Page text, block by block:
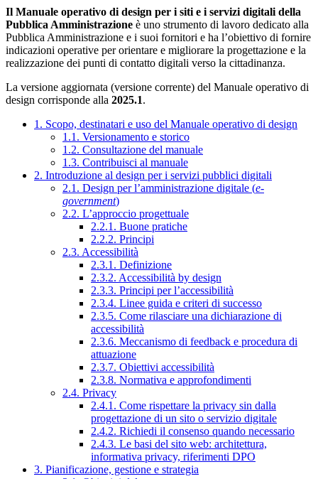
Il Manuale operativo di design per i siti e i servizi digitali della
Pubblica Amministrazione è uno strumento di lavoro dedicato alla
Pubblica Amministrazione e i suoi fornitori e ha l’obiettivo di fornire
indicazioni operative per orientare e migliorare la progettazione e la
realizzazione dei punti di contatto digitali verso la cittadinanza.
La versione aggiornata (versione corrente) del Manuale operativo di
design corrisponde alla 2025.1.
1. Scopo, destinatari e uso del Manuale operativo di design
1.1. Versionamento e storico
1.2. Consultazione del manuale
1.3. Contribuisci al manuale
2. Introduzione al design per i servizi pubblici digitali
2.1. Design per l’amministrazione digitale (e-
government)
2.2. L’approccio progettuale
2.2.1. Buone pratiche
2.2.2. Principi
2.3. Accessibilità
2.3.1. Definizione
2.3.2. Accessibilità by design
2.3.3. Principi per l’accessibilità
2.3.4. Linee guida e criteri di successo
2.3.5. Come rilasciare una dichiarazione di
accessibilità
2.3.6. Meccanismo di feedback e procedura di
attuazione
2.3.7. Obiettivi accessibilità
2.3.8. Normativa e approfondimenti
2.4. Privacy
2.4.1. Come rispettare la privacy sin dalla
progettazione di un sito o servizio digitale
2.4.2. Richiedi il consenso quando necessario
2.4.3. Le basi del sito web: architettura,
informativa privacy, riferimenti DPO
3. Pianificazione, gestione e strategia